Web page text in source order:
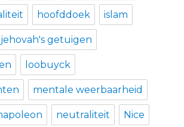
hoofddoek islam
jehovah's getuigen
loobuyck
mentale weerbaarheid
neutraliteit Nice